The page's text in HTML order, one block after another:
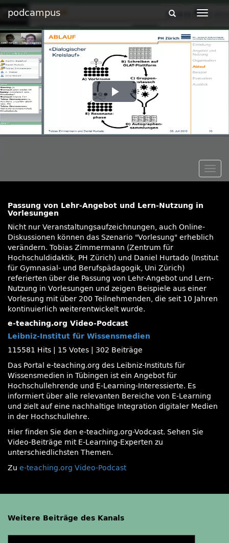
podcampus
Toggle
Toggle
Play
Video
Passung von Lehr-Angebot und Lern-Nutzung in
Vorlesungen
Nicht nur Veranstaltungsaufzeichnungen, auch Online-
Diskussionen können das Szenario
Vorlesung
erheblich
verändern. Tobias Zimmermann (Zentrum für
Hochschuldidaktik, PH Zürich) und Daniel Hurtado (Institut
für Gymnasial- und Berufspädagogik, Uni Zürich)
referierten über die Passung von Lehr-Angebot und Lern-
Nutzung in Vorlesungen und zeigen Beispiele aus einer
Vorlesung mit über 200 Teilnehmenden, die seit 10 Jahren
kontinuierlich weiterentwickelt wurde.
e-teaching.org Video-Podcast
Leibniz-Institut für Wissensmedien
115581 Hits
15 Votes
302 Beiträge
Das Portal e-teaching.org des Leibniz-Instituts für
Wissensmedien in Tübingen ist ein Angebot für
Hochschullehrende und E-Learning-Interessierte. Es
informiert über alle relevanten Bereiche von E-Learning
und zielt auf eine nachhaltige Integration digitaler Medien
in der Hochschullehre.
Hier finden Sie den e-teaching.org-Vodcast. Sehen Sie
Video-Beiträge mit E-Learning-Experten zu
unterschiedlichsten Themen.
Zu e-teaching.org Video-Podcast
Weitere Beiträge des Kanals